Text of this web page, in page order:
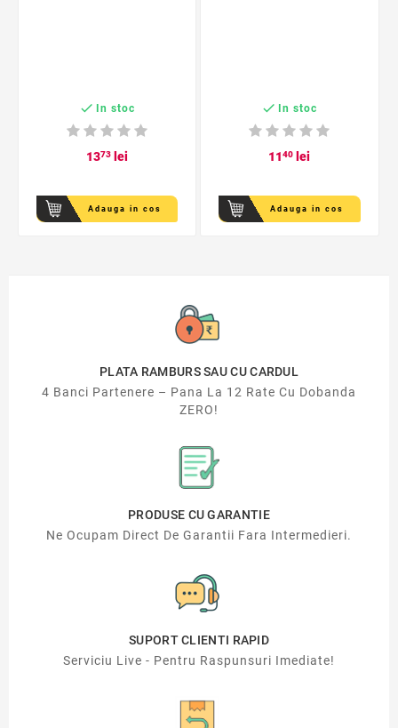
 In stoc
1373lei
Adauga in cos
 In stoc
1140 lei
Adauga in cos
PLATA RAMBURS SAU CU CARDUL
4 Banci Partenere – Pana La 12 Rate Cu Dobanda
ZERO!
PRODUSE CU GARANTIE
Ne Ocupam Direct De Garantii Fara Intermedieri.
SUPORT CLIENTI RAPID
Serviciu Live - Pentru Raspunsuri Imediate!